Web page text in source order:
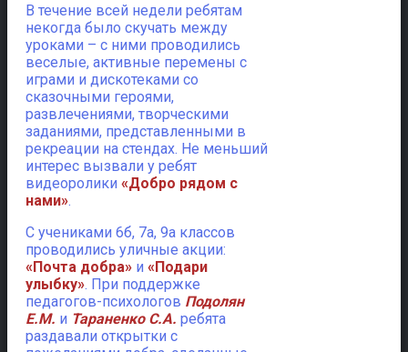
В течение всей недели ребятам
некогда было скучать между
уроками – с ними проводились
веселые, активные перемены с
играми и дискотеками со
сказочными героями,
развлечениями, творческими
заданиями, представленными в
рекреации на стендах. Не меньший
интерес вызвали у ребят
видеоролики «Добро рядом с
нами».
С учениками 6б, 7а, 9а классов
проводились уличные акции:
«Почта добра» и «Подари
улыбку». При поддержке
педагогов-психологов Подолян
Е.М. и Тараненко С.А. ребята
раздавали открытки с